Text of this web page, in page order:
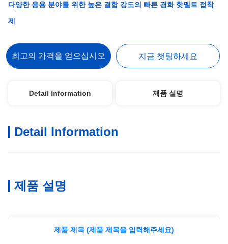
다양한 응용 분야를 위한 높은 결합 강도의 빠른 경화 핫멜트 접착
제
최고의 가격을 얻으십시오 지금 챗팅하세요
Detail Information 제품 설명
Detail Information
제품 설명
제품 제목 (제품 제목을 입력해주세요)